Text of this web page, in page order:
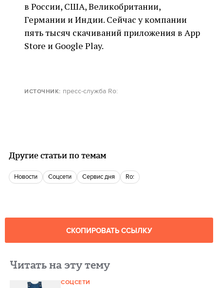
в России, США, Великобритании,
Германии и Индии. Сейчас у компании
пять тысяч скачиваний приложения в App
Store и Google Play.
ИСТОЧНИК: пресс-служба Ro:
Другие статьи по темам
новости соцсети сервис дня ro:
СКОПИРОВАТЬ ССЫЛКУ
Читать на эту тему
СОЦСЕТИ